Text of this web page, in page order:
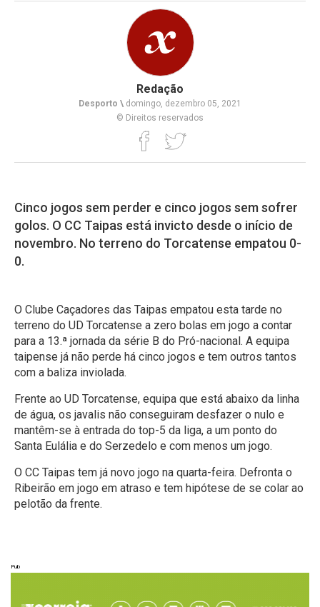
Redação
Desporto \ domingo, dezembro 05, 2021
© Direitos reservados
Cinco jogos sem perder e cinco jogos sem sofrer
golos. O CC Taipas está invicto desde o início de
novembro. No terreno do Torcatense empatou 0-
0.
O Clube Caçadores das Taipas empatou esta tarde no
terreno do UD Torcatense a zero bolas em jogo a contar
para a 13.ª jornada da série B do Pró-nacional. A equipa
taipense já não perde há cinco jogos e tem outros tantos
com a baliza inviolada.
Frente ao UD Torcatense, equipa que está abaixo da linha
de água, os javalis não conseguiram desfazer o nulo e
mantêm-se à entrada do top-5 da liga, a um ponto do
Santa Eulália e do Serzedelo e com menos um jogo.
O CC Taipas tem já novo jogo na quarta-feira. Defronta o
Ribeirão em jogo em atraso e tem hipótese de se colar ao
pelotão da frente.
Pub